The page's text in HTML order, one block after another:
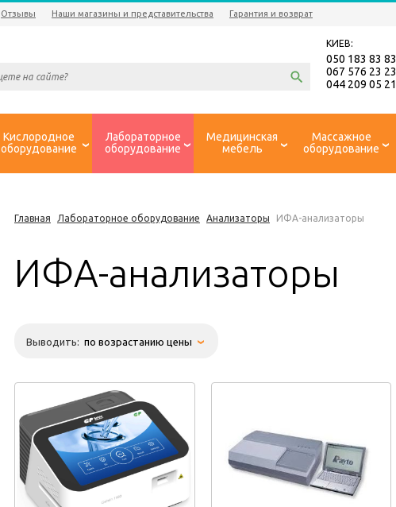
Отзывы Наши магазины и представительства Гарантия и возврат
КИЕВ:
050 183 83 83
067 576 23 23
044 209 05 21
Кислородное
оборудование
Лабораторное
оборудование
Медицинская
мебель
Массажное
оборудование
Главная Лабораторное оборудование Анализаторы ИФА-анализаторы
ИФА-анализаторы
Выводить: